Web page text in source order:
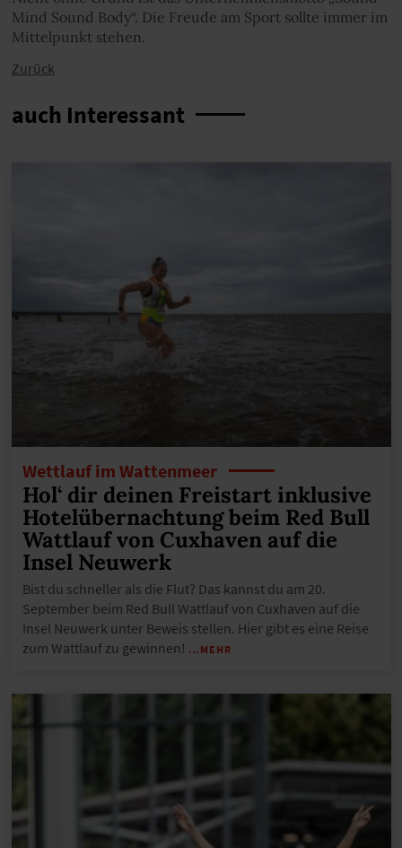
Mind Sound Body“. Die Freude am Sport sollte immer im
Mittelpunkt stehen.
Zurück
auch Interessant
Wettlauf im Wattenmeer
Hol‘ dir deinen Freistart inklusive
Hotelübernachtung beim Red Bull
Wattlauf von Cuxhaven auf die
Insel Neuwerk
Bist du schneller als die Flut? Das kannst du am 20.
September beim Red Bull Wattlauf von Cuxhaven auf die
Insel Neuwerk unter Beweis stellen. Hier gibt es eine Reise
zum Wattlauf zu gewinnen! …MEHR